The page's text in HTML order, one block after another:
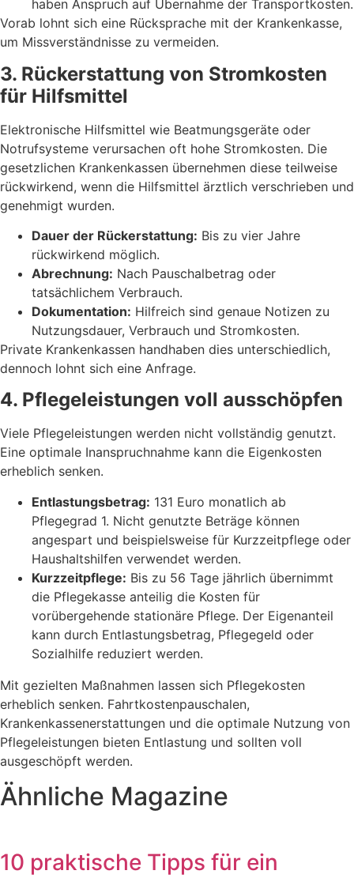
haben Anspruch auf Übernahme der Transportkosten.
Vorab lohnt sich eine Rücksprache mit der Krankenkasse,
um Missverständnisse zu vermeiden.
3. Rückerstattung von Stromkosten
für Hilfsmittel
Elektronische Hilfsmittel wie Beatmungsgeräte oder
Notrufsysteme verursachen oft hohe Stromkosten. Die
gesetzlichen Krankenkassen übernehmen diese teilweise
rückwirkend, wenn die Hilfsmittel ärztlich verschrieben und
genehmigt wurden.
Dauer der Rückerstattung: Bis zu vier Jahre
rückwirkend möglich.
Abrechnung: Nach Pauschalbetrag oder
tatsächlichem Verbrauch.
Dokumentation: Hilfreich sind genaue Notizen zu
Nutzungsdauer, Verbrauch und Stromkosten.
Private Krankenkassen handhaben dies unterschiedlich,
dennoch lohnt sich eine Anfrage.
4. Pflegeleistungen voll ausschöpfen
Viele Pflegeleistungen werden nicht vollständig genutzt.
Eine optimale Inanspruchnahme kann die Eigenkosten
erheblich senken.
Entlastungsbetrag: 131 Euro monatlich ab
Pflegegrad 1. Nicht genutzte Beträge können
angespart und beispielsweise für Kurzzeitpflege oder
Haushaltshilfen verwendet werden.
Kurzzeitpflege: Bis zu 56 Tage jährlich übernimmt
die Pflegekasse anteilig die Kosten für
vorübergehende stationäre Pflege. Der Eigenanteil
kann durch Entlastungsbetrag, Pflegegeld oder
Sozialhilfe reduziert werden.
Mit gezielten Maßnahmen lassen sich Pflegekosten
erheblich senken. Fahrtkostenpauschalen,
Krankenkassenerstattungen und die optimale Nutzung von
Pflegeleistungen bieten Entlastung und sollten voll
ausgeschöpft werden.
Ähnliche Magazine
10 praktische Tipps für ein